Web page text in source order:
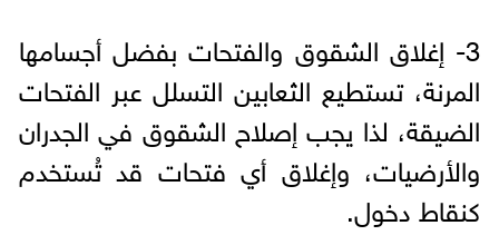
3- إغلاق الشقوق والفتحات بفضل أجسامها
المرنة، تستطيع الثعابين التسلل عبر الفتحات
الضيقة، لذا يجب إصلاح الشقوق في الجدران
والأرضيات، وإغلاق أي فتحات قد تُستخدم
كنقاط دخول.